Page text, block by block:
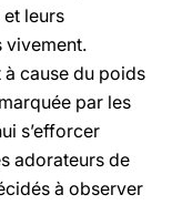
leurs
vivement.
à cause du poids
par les
s’efforcer
adorateurs de
à observer